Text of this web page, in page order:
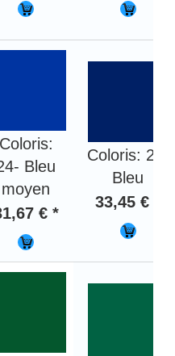
Coloris:
Bleu
moyen
€ *
Coloris: 25-
Bleu
33,45 € *